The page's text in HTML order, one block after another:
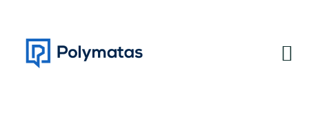
navegación
contenido
principal